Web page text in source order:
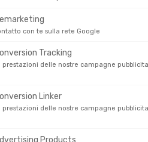
che permettono alla corda di
penalizzante.
il rischio di aperture
fredde.
imprescindibili per scegliere il suo